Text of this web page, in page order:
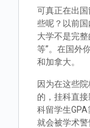
可真正在出
些呢？以前
大学不是完
等”。在国外
和加拿大。
因为在这些
的，挂科直
科留学生GPA
就会被学术